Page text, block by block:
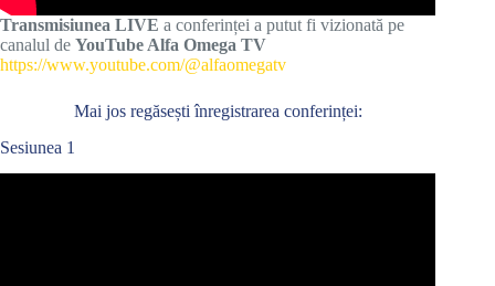
Transmisiunea LIVE a conferinței a putut fi vizionată pe
canalul de YouTube Alfa Omega TV
https://www.youtube.com/@alfaomegatv
Mai jos regăsești înregistrarea conferinței:
Sesiunea 1